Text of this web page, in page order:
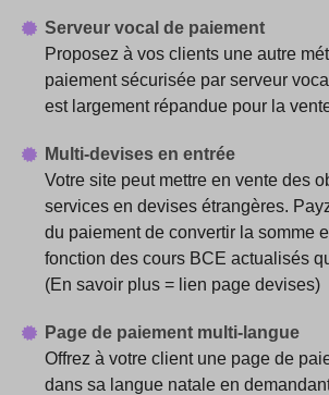
Serveur vocal de paiement
Proposez à vos clients une autre
paiement sécurisée par serveur
est largement répandue pour la
Multi-devises en entrée
Votre site peut mettre en vente des
services en devises étrangères.
du paiement de convertir la somme
fonction des cours BCE actualisés
(En savoir plus = lien page devises)
Page de paiement multi-langue
Offrez à votre client une page de
dans sa langue natale en